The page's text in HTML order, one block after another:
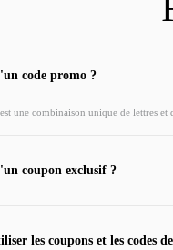
code promo ?
une combinaison unique de lettres
coupon exclusif ?
les coupons et les codes